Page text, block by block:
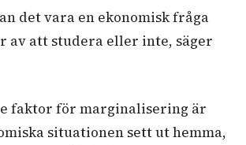
det vara en ekonomisk fråga
av att studera eller inte, säger
faktor för marginalisering är
situationen sett ut hemma,